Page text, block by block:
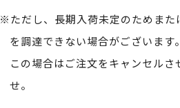
※ただし、長期入荷未定のためま
を調達できない場合がございます。
この場合はご注文をキャンセル
せ。